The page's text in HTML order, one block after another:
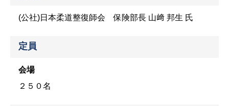
(公社)日本柔道整復師会 保険部長 山﨑 邦生 氏
定員
会場
２５０名